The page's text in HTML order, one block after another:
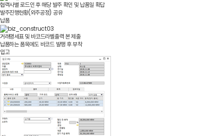
협력사별 로드인 후 해당 발주 확인 및 납품일 확답
발주진행현황(외주공정) 공유
납품
거래명세표 및 바코드라벨출력 본 제출
납품하는 품목에도 바코드 발행 후 부착
입고